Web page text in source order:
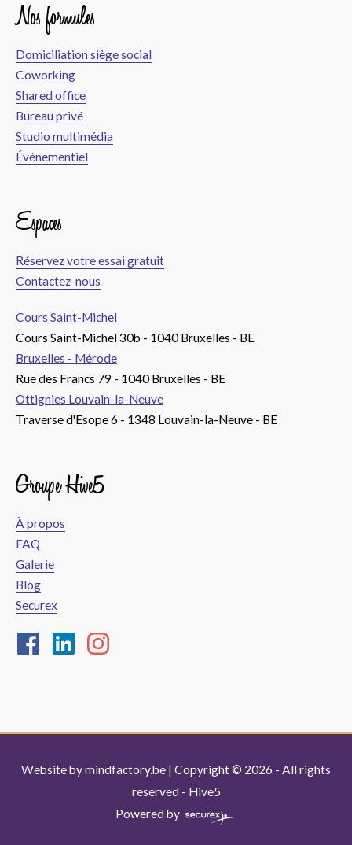
Nos formules
Domiciliation siège social
Coworking
Shared office
Bureau privé
Studio multimédia
Événementiel
Espaces
Réservez votre essai gratuit
Contactez-nous
Cours Saint-Michel
Cours Saint-Michel 30b - 1040 Bruxelles - BE
Bruxelles - Mérode
Rue des Francs 79 - 1040 Bruxelles - BE
Ottignies Louvain-la-Neuve
Traverse d'Esope 6 - 1348 Louvain-la-Neuve - BE
Groupe Hive5
À propos
FAQ
Galerie
Blog
Securex
Website bymindfactory.be | Copyright © 2026 - All rights
reserved - Hive5
Powered by